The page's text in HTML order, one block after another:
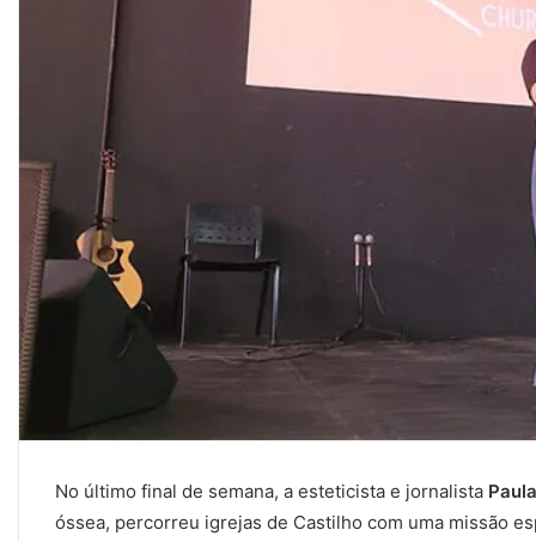
No último final de semana, a esteticista e jornalista
óssea, percorreu igrejas de Castilho com uma missão